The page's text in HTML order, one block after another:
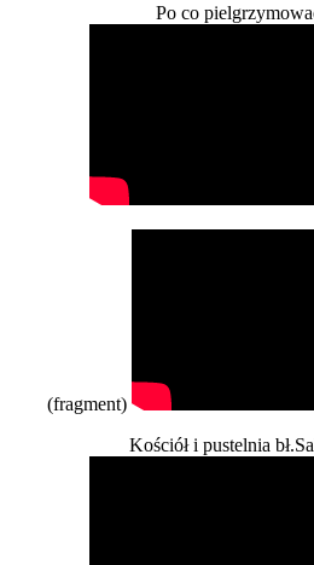
Po co
(fragment)
Kościół i pustelnia